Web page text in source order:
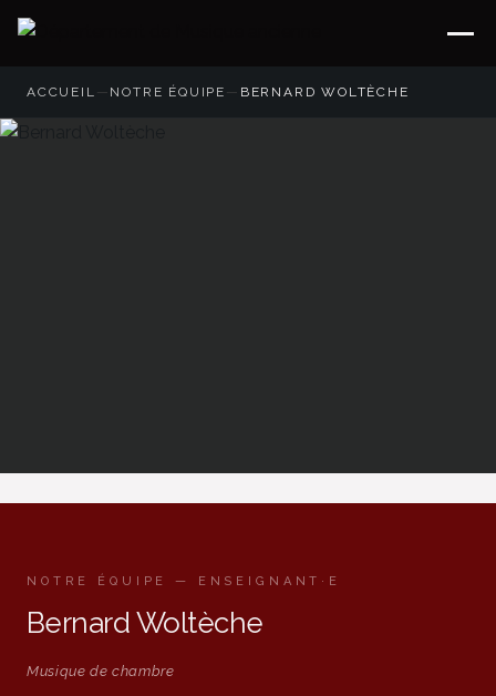
ACCUEIL — NOTRE ÉQUIPE — BERNARD WOLTÈCHE
NOTRE ÉQUIPE — ENSEIGNANT·E
Bernard Woltèche
Musique de chambre